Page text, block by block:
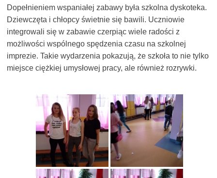
Dopełnieniem wspaniałej zabawy była szkolna dyskoteka.
Dziewczęta i chłopcy świetnie się bawili. Uczniowie
integrowali się w zabawie czerpiąc wiele radości z
możliwości wspólnego spędzenia czasu na szkolnej
imprezie. Takie wydarzenia pokazują, że szkoła to nie tylko
miejsce ciężkiej umysłowej pracy, ale również rozrywki.